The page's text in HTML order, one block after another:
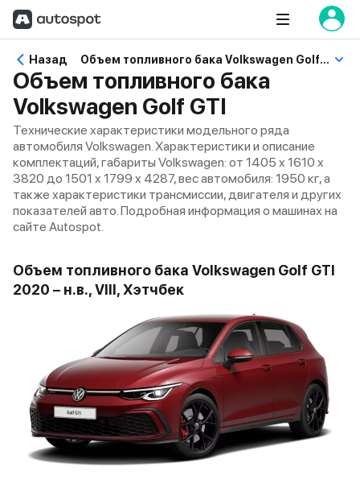
Назад Объем топливного бака Volkswagen Golf GTI
Объем топливного бака
Volkswagen Golf GTI
Технические характеристики модельного ряда
автомобиля Volkswagen. Характеристики и описание
комплектаций, габариты Volkswagen: от 1405 x 1610 x
3820 до 1501 x 1799 x 4287, вес автомобиля: 1950 кг, а
также характеристики трансмиссии, двигателя и других
показателей авто. Подробная информация о машинах на
сайте Autospot.
Объем топливного бака Volkswagen Golf GTI
2020 – н.в., VIII, Хэтчбек